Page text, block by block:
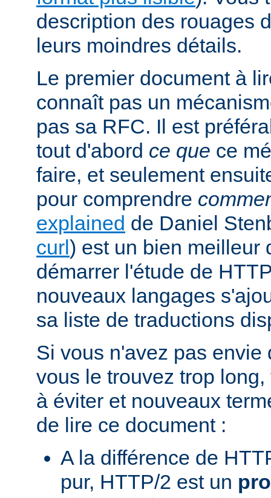
description des rouages
leurs moindres détails.
Le premier document à
connaît pas un
pas sa RFC. Il est
tout d'abord ce que ce
faire, et seulement
pour comprendre
explained de Daniel
curl) est un bien meilleur
démarrer l'étude de
nouveaux langages
sa liste de traductions
Si vous n'avez pas envie
vous le trouvez trop
à éviter et nouveaux
de lire ce document :
A la différence de
pur, HTTP/2 est un